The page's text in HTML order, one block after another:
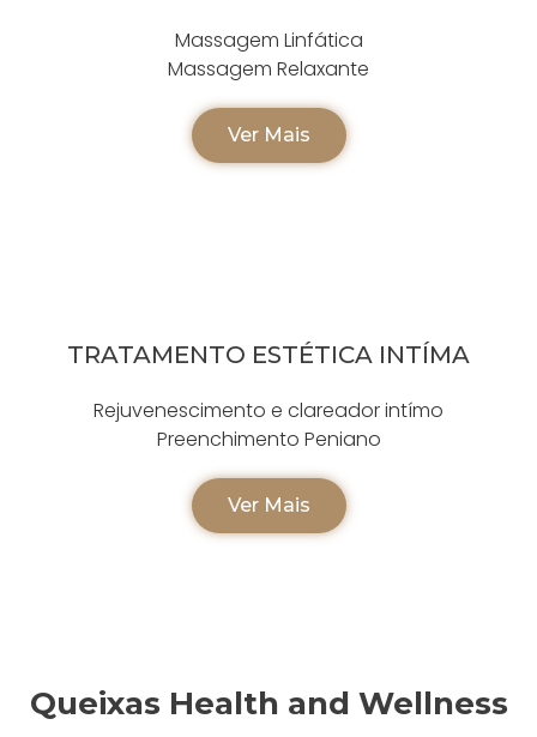
Massagem Linfática
Massagem Relaxante
Ver Mais
TRATAMENTO ESTÉTICA INTÍMA
Rejuvenescimento e clareador intímo
Preenchimento Peniano
Ver Mais
Queixas Health and Wellness